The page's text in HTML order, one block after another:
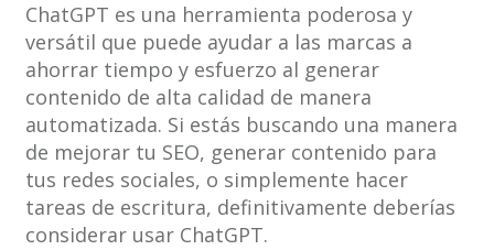
ChatGPT es una herramienta poderosa y
versátil que puede ayudar a las marcas a
ahorrar tiempo y esfuerzo al generar
contenido de alta calidad de manera
automatizada. Si estás buscando una manera
de mejorar tu SEO, generar contenido para
tus redes sociales, o simplemente hacer
tareas de escritura, definitivamente deberías
considerar usar ChatGPT.